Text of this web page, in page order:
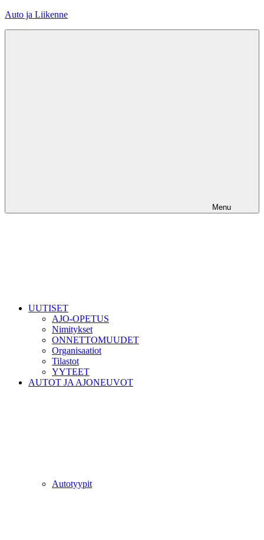
Skip
Auto ja Liikenne
Menu
UUTISET
AJO-OPETUS
Nimitykset
ONNETTOMUUDET
Organisaatiot
Tilastot
YYTEET
AUTOT JA AJONEUVOT
Autotyypit